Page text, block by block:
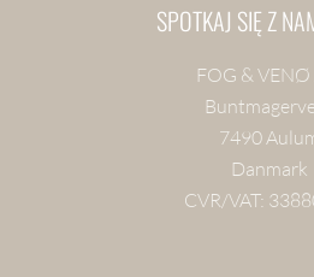
SPOTKAJ SIĘ Z
FOG & VENØ
7490
Danmark
CVR/VAT: